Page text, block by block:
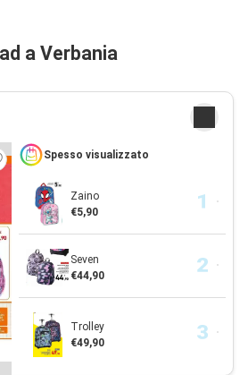
a Verbania
Spesso visualizzato
Zaino
€5,90
Seven
€44,90
Trolley
€49,90